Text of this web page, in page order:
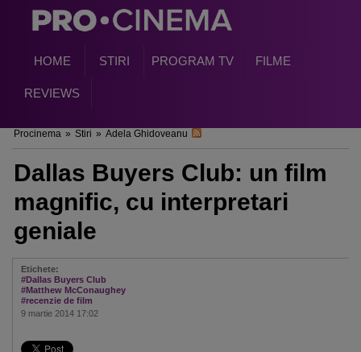
HOME STIRI PROGRAM TV FILME
REVIEWS
Procinema » Stiri » Adela Ghidoveanu
Dallas Buyers Club: un film
magnific, cu interpretari
geniale
Etichete:
#Dallas Buyers Club
#Matthew McConaughey
#recenzie de film
9 martie 2014 17:02